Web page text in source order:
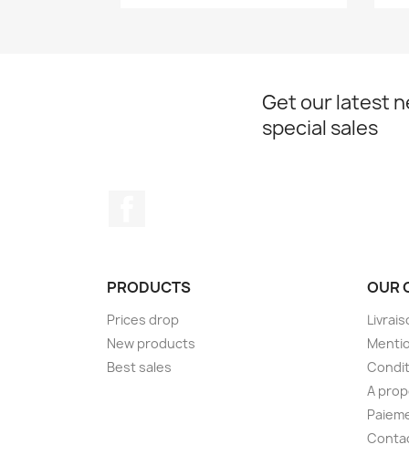
Get our latest
special sales
PRODUCTS
Prices drop
New products
Best sales
OUR
A